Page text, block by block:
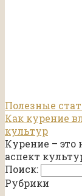
Полезные
Как курение
культур
Курение –
аспект
Поиск:
Рубрики